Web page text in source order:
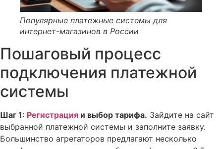
Популярные платежные системы для
интернет-магазинов в России
Пошаговый процесс
подключения платежной
системы
Шаг 1: Регистрация и выбор тарифа. Зайдите на сайт
выбранной платежной системы и заполните заявку.
Большинство агрегаторов предлагают несколько